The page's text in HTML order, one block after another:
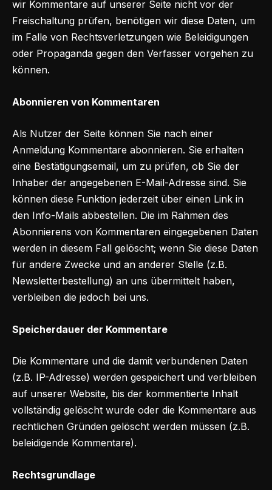
wir Kommentare auf unserer Seite nicht vor der
Freischaltung prüfen, benötigen wir diese Daten, um
im Falle von Rechtsverletzungen wie Beleidigungen
oder Propaganda gegen den Verfasser vorgehen zu
können.
Abonnieren von Kommentaren
Als Nutzer der Seite können Sie nach einer
Anmeldung Kommentare abonnieren. Sie erhalten
eine Bestätigungsemail, um zu prüfen, ob Sie der
Inhaber der angegebenen E-Mail-Adresse sind. Sie
können diese Funktion jederzeit über einen Link in
den Info-Mails abbestellen. Die im Rahmen des
Abonnierens von Kommentaren eingegebenen Daten
werden in diesem Fall gelöscht; wenn Sie diese Daten
für andere Zwecke und an anderer Stelle (z.B.
Newsletterbestellung) an uns übermittelt haben,
verbleiben die jedoch bei uns.
Speicherdauer der Kommentare
Die Kommentare und die damit verbundenen Daten
(z.B. IP-Adresse) werden gespeichert und verbleiben
auf unserer Website, bis der kommentierte Inhalt
vollständig gelöscht wurde oder die Kommentare aus
rechtlichen Gründen gelöscht werden müssen (z.B.
beleidigende Kommentare).
Rechtsgrundlage